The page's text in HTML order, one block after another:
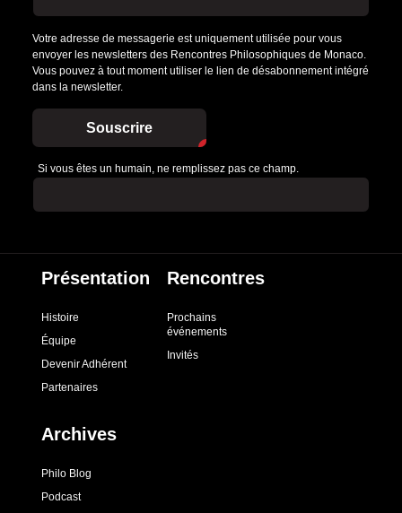
Votre adresse de messagerie est uniquement utilisée pour vous
envoyer les newsletters des Rencontres Philosophiques de Monaco.
Vous pouvez à tout moment utiliser le lien de désabonnement intégré
dans la newsletter.
Souscrire
Si vous êtes un humain, ne remplissez pas ce champ.
Présentation
Histoire
Équipe
Devenir Adhérent
Partenaires
Rencontres
Prochains
événements
Invités
Archives
Philo Blog
Podcast